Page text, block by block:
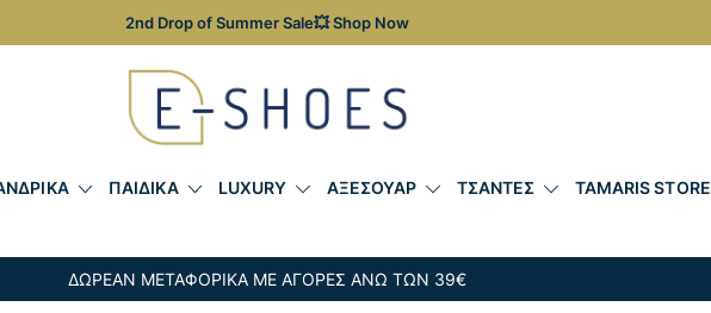
2nd Drop of Summer Sale💥 Shop Now
E-shoes
ΠΑΙΔΙΚΑ LUXURY ΑΞΕΣΟΥΑΡ ΤΣΑΝΤΕΣ TAMARIS STORE
ΔΩΡΕΑΝ ΜΕΤΑΦΟΡΙΚΑ ΜΕ ΑΓΟΡΕΣ ΑΝΩ ΤΩΝ 39€